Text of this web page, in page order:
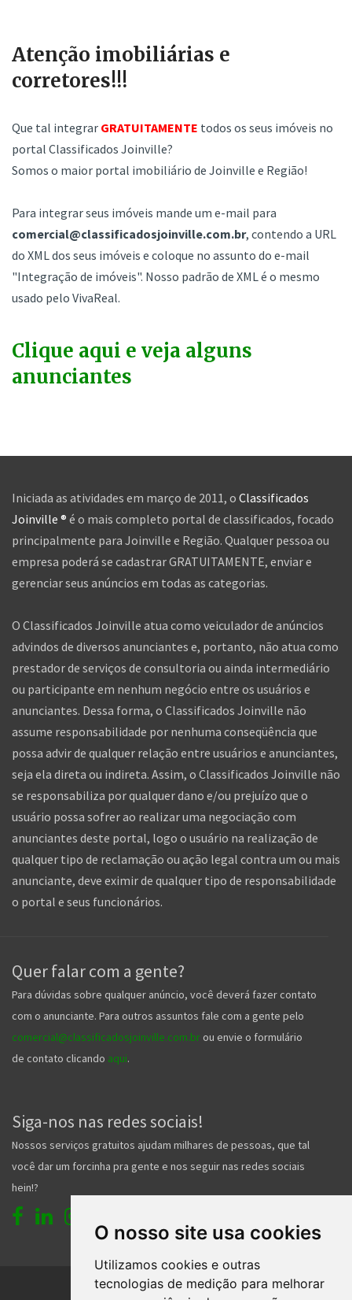
O nosso site usa cookies
Utilizamos cookies e outras
tecnologias de medição para melhorar
Atenção imobiliárias e
corretores!!!
Que tal integrar GRATUITAMENTE todos os seus imóveis no
portal Classificados Joinville?
Somos o maior portal imobiliário de Joinville e Região!
Para integrar seus imóveis mande um e-mail para
comercial@classificadosjoinville.com.br, contendo a URL
do XML dos seus imóveis e coloque no assunto do e-mail
"Integração de imóveis". Nosso padrão de XML é o mesmo
usado pelo VivaReal.
Clique aqui e veja alguns
anunciantes
Iniciada as atividades em março de 2011, o Classificados
Joinville ® é o mais completo portal de classificados, focado
principalmente para Joinville e Região. Qualquer pessoa ou
empresa poderá se cadastrar GRATUITAMENTE, enviar e
gerenciar seus anúncios em todas as categorias.
O Classificados Joinville atua como veiculador de anúncios
advindos de diversos anunciantes e, portanto, não atua como
prestador de serviços de consultoria ou ainda intermediário
ou participante em nenhum negócio entre os usuários e
anunciantes. Dessa forma, o Classificados Joinville não
assume responsabilidade por nenhuma conseqüência que
possa advir de qualquer relação entre usuários e anunciantes,
seja ela direta ou indireta. Assim, o Classificados Joinville não
se responsabiliza por qualquer dano e/ou prejuízo que o
usuário possa sofrer ao realizar uma negociação com
anunciantes deste portal, logo o usuário na realização de
qualquer tipo de reclamação ou ação legal contra um ou mais
anunciante, deve eximir de qualquer tipo de responsabilidade
o portal e seus funcionários.
Quer falar com a gente?
Para dúvidas sobre qualquer anúncio, você deverá fazer contato
com o anunciante. Para outros assuntos fale com a gente pelo
comercial@classificadosjoinville.com.br ou envie o formulário
de contato clicando aqui.
Siga-nos nas redes sociais!
Nossos serviços gratuitos ajudam milhares de pessoas, que tal
você dar um forcinha pra gente e nos seguir nas redes sociais
hein!?